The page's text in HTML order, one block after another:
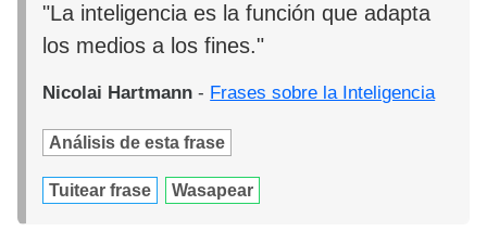
"La inteligencia es la función que adapta
los medios a los fines."
Nicolai Hartmann - Frases sobre la Inteligencia
Análisis de esta frase
Tuitear frase Wasapear